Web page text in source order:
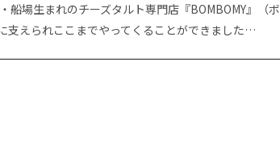
場生まれのチーズタルト専門店『BOMBOMY』（ボ
支えられここまでやってくることができました…